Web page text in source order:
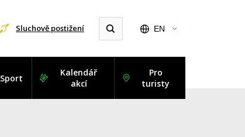
Sluchově postižení EN
Sport
Kalendář
akcí
Pro
turisty